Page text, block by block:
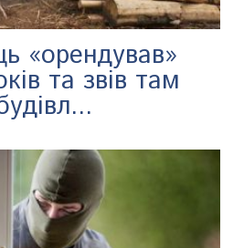
«орендував»
та звів там